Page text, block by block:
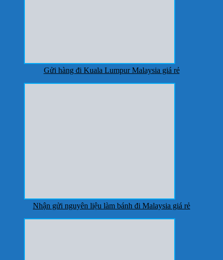
Gửi hàng đi Kuala Lumpur Malaysia giá rẻ
Nhận gửi nguyên liệu làm bánh đi Malaysia giá rẻ